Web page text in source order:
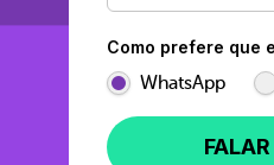
Como prefere que
WhatsApp